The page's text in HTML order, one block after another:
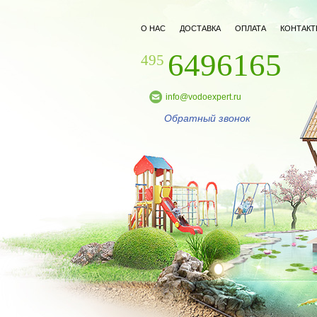
О НАС ДОСТАВКА ОПЛАТА
495 6496165
info@vodoexpert.ru
Обратный звонок